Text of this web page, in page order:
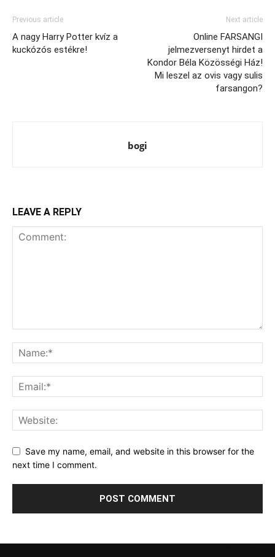
Previous article
A nagy Harry Potter kvíz a
kuckózós estékre!
Next article
Online FARSANGI
jelmezversenyt hirdet a
Kondor Béla Közösségi Ház!
Mi leszel az ovis vagy sulis
farsangon?
bogi
LEAVE A REPLY
Save my name, email, and website in this browser for the
next time I comment.